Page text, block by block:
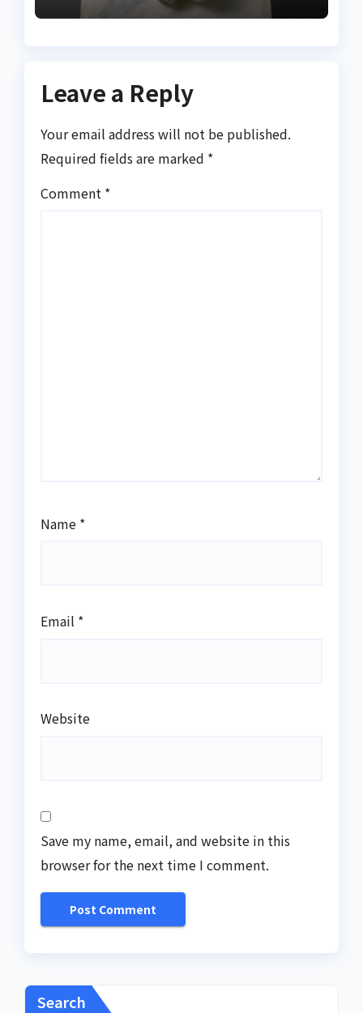
Leave a Reply
Your email address will not be published.
Required fields are marked *
Comment *
Name *
Email *
Website
Save my name, email, and website in this
browser for the next time I comment.
Search